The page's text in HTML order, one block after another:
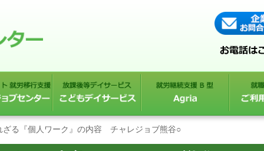
ざる『個人ワーク』の内容 チャレジョブ熊谷○